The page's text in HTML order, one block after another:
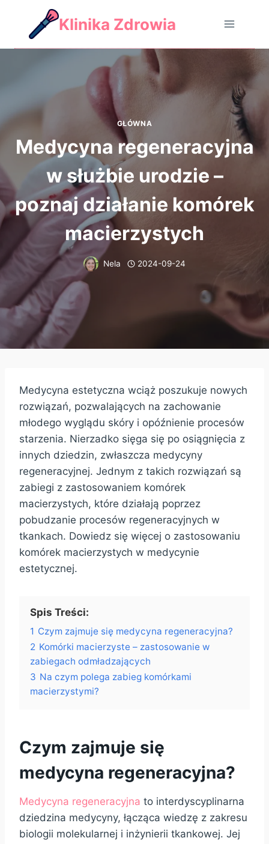
content
Klinika Zdrowia
GŁÓWNA
Medycyna regeneracyjna
w służbie urodzie –
poznaj działanie komórek
macierzystych
Nela 2024-09-24
Medycyna estetyczna wciąż poszukuje nowych
rozwiązań, pozwalających na zachowanie
młodego wyglądu skóry i opóźnienie procesów
starzenia. Nierzadko sięga się po osiągnięcia z
innych dziedzin, zwłaszcza medycyny
regeneracyjnej. Jednym z takich rozwiązań są
zabiegi z zastosowaniem komórek
macierzystych, które działają poprzez
pobudzanie procesów regeneracyjnych w
tkankach. Dowiedz się więcej o zastosowaniu
komórek macierzystych w medycynie
estetycznej.
Spis Treści:
1 Czym zajmuje się medycyna regeneracyjna?
2 Komórki macierzyste – zastosowanie w
zabiegach odmładzających
3 Na czym polega zabieg komórkami
macierzystymi?
Czym zajmuje się
medycyna regeneracyjna?
Medycyna regeneracyjna to interdyscyplinarna
dziedzina medycyny, łącząca wiedzę z zakresu
biologii molekularnej i inżynierii tkankowej. Jej